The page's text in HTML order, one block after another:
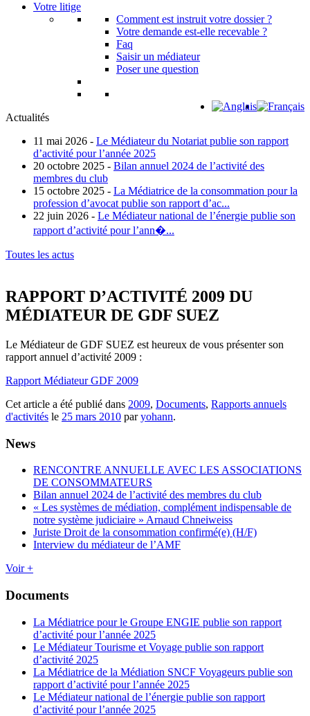
Votre litige
Comment est instruit votre dossier ?
Votre demande est-elle recevable ?
Faq
Saisir un médiateur
Poser une question
Actualités
11 mai 2026 - Le Médiateur du Notariat publie son rapport
d’activité pour l’année 2025
20 octobre 2025 - Bilan annuel 2024 de l’activité des
membres du club
15 octobre 2025 - La Médiatrice de la consommation pour la
profession d’avocat publie son rapport d’ac...
22 juin 2026 - Le Médiateur national de l’énergie publie son
rapport d’activité pour l’ann�...
Toutes les actus
RAPPORT D’ACTIVITÉ 2009 DU
MÉDIATEUR DE GDF SUEZ
Le Médiateur de GDF SUEZ est heureux de vous présenter son
rapport annuel d’activité 2009 :
Rapport Médiateur GDF 2009
Cet article a été publié dans 2009, Documents, Rapports annuels
d'activités le 25 mars 2010 paryohann.
News
RENCONTRE ANNUELLE AVEC LES ASSOCIATIONS
DE CONSOMMATEURS
Bilan annuel 2024 de l’activité des membres du club
« Les systèmes de médiation, complément indispensable de
notre système judiciaire » Arnaud Chneiweiss
Juriste Droit de la consommation confirmé(e) (H/F)
Interview du médiateur de l’AMF
Voir +
Documents
La Médiatrice pour le Groupe ENGIE publie son rapport
d’activité pour l’année 2025
Le Médiateur Tourisme et Voyage publie son rapport
d’activité 2025
La Médiatrice de la Médiation SNCF Voyageurs publie son
rapport d’activité pour l’année 2025
Le Médiateur national de l’énergie publie son rapport
d’activité pour l’année 2025